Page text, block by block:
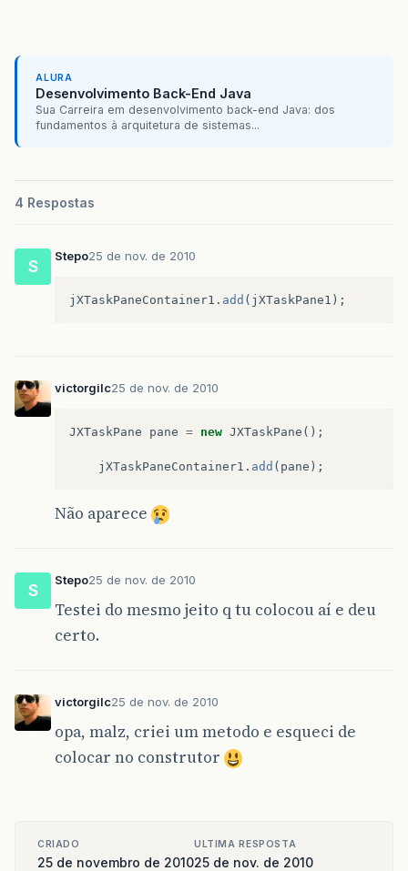
ALURA
Desenvolvimento Back-End Java
Sua Carreira em desenvolvimento back-end Java: dos
fundamentos à arquitetura de sistemas...
4 Respostas
S
Stepo25 de nov. de 2010
jXTaskPaneContainer1 . add ( jXTaskPane1 );
victorgilc25 de nov. de 2010
JXTaskPane pane = new JXTaskPane ();
jXTaskPaneContainer1 . add ( pane );
Não aparece
S
Stepo25 de nov. de 2010
Testei do mesmo jeito q tu colocou aí e deu
certo.
victorgilc25 de nov. de 2010
opa, malz, criei um metodo e esqueci de
colocar no construtor
CRIADO
25 de novembro de 2010
ULTIMA RESPOSTA
25 de nov. de 2010